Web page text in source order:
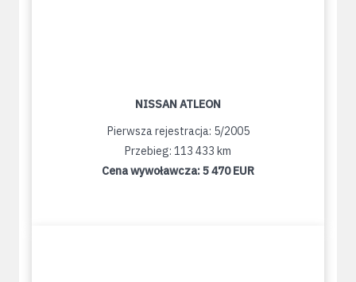
NISSAN ATLEON
Pierwsza rejestracja: 5/2005
Przebieg: 113 433 km
Cena wywoławcza:5 470 EUR